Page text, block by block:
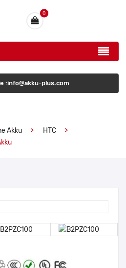
0
:info@akku-plus.com
Akku
HTC